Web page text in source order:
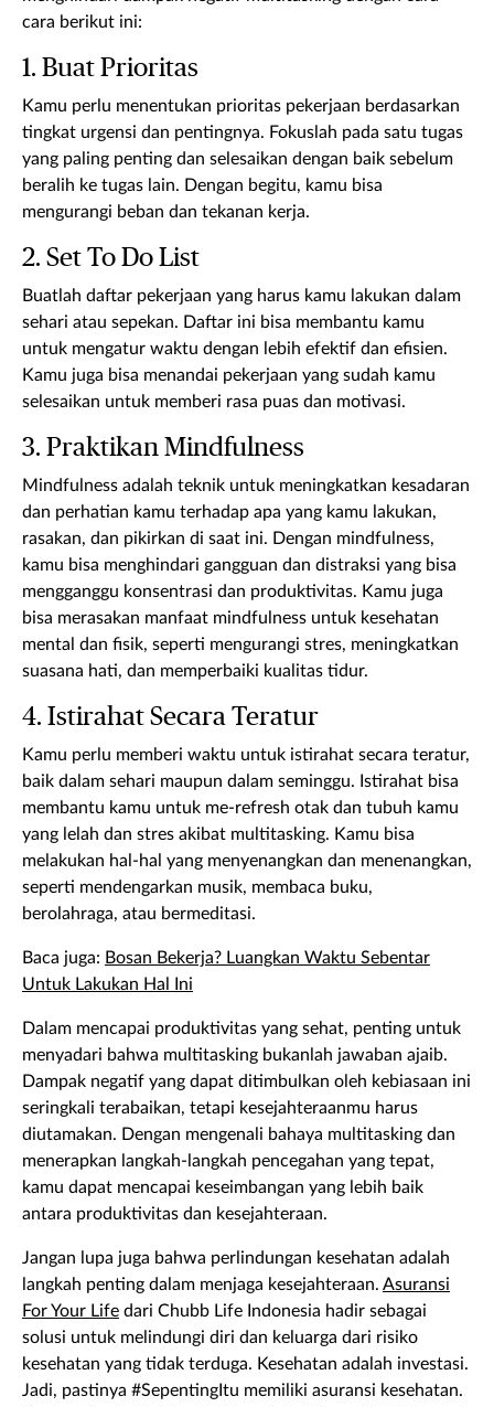
cara berikut ini:
1. Buat Prioritas
Kamu perlu menentukan prioritas pekerjaan berdasarkan
tingkat urgensi dan pentingnya. Fokuslah pada satu tugas
yang paling penting dan selesaikan dengan baik sebelum
beralih ke tugas lain. Dengan begitu, kamu bisa
mengurangi beban dan tekanan kerja.
2. Set To Do List
Buatlah daftar pekerjaan yang harus kamu lakukan dalam
sehari atau sepekan. Daftar ini bisa membantu kamu
untuk mengatur waktu dengan lebih efektif dan efisien.
Kamu juga bisa menandai pekerjaan yang sudah kamu
selesaikan untuk memberi rasa puas dan motivasi.
3. Praktikan Mindfulness
Mindfulness adalah teknik untuk meningkatkan kesadaran
dan perhatian kamu terhadap apa yang kamu lakukan,
rasakan, dan pikirkan di saat ini. Dengan mindfulness,
kamu bisa menghindari gangguan dan distraksi yang bisa
mengganggu konsentrasi dan produktivitas. Kamu juga
bisa merasakan manfaat mindfulness untuk kesehatan
mental dan fisik, seperti mengurangi stres, meningkatkan
suasana hati, dan memperbaiki kualitas tidur.
4. Istirahat Secara Teratur
Kamu perlu memberi waktu untuk istirahat secara teratur,
baik dalam sehari maupun dalam seminggu. Istirahat bisa
membantu kamu untuk me-refresh otak dan tubuh kamu
yang lelah dan stres akibat multitasking. Kamu bisa
melakukan hal-hal yang menyenangkan dan menenangkan,
seperti mendengarkan musik, membaca buku,
berolahraga, atau bermeditasi.
Baca juga: Bosan Bekerja? Luangkan Waktu Sebentar
Untuk Lakukan Hal Ini
Dalam mencapai produktivitas yang sehat, penting untuk
menyadari bahwa multitasking bukanlah jawaban ajaib.
Dampak negatif yang dapat ditimbulkan oleh kebiasaan ini
seringkali terabaikan, tetapi kesejahteraanmu harus
diutamakan. Dengan mengenali bahaya multitasking dan
menerapkan langkah-langkah pencegahan yang tepat,
kamu dapat mencapai keseimbangan yang lebih baik
antara produktivitas dan kesejahteraan.
Jangan lupa juga bahwa perlindungan kesehatan adalah
langkah penting dalam menjaga kesejahteraan. Asuransi
For Your Life dari Chubb Life Indonesia hadir sebagai
solusi untuk melindungi diri dan keluarga dari risiko
kesehatan yang tidak terduga. Kesehatan adalah investasi.
Jadi, pastinya #SepentingItu memiliki asuransi kesehatan.